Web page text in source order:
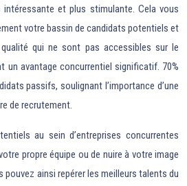
et plus stimulante. Cela vous
votre bassin de candidats potentiels et
qui ne sont pas accessibles sur le
un avantage concurrentiel significatif. 70%
passifs, soulignant l’importance d’une
de recrutement.
au sein d’entreprises concurrentes
propre équipe ou de nuire à votre image
pouvez ainsi repérer les meilleurs talents du